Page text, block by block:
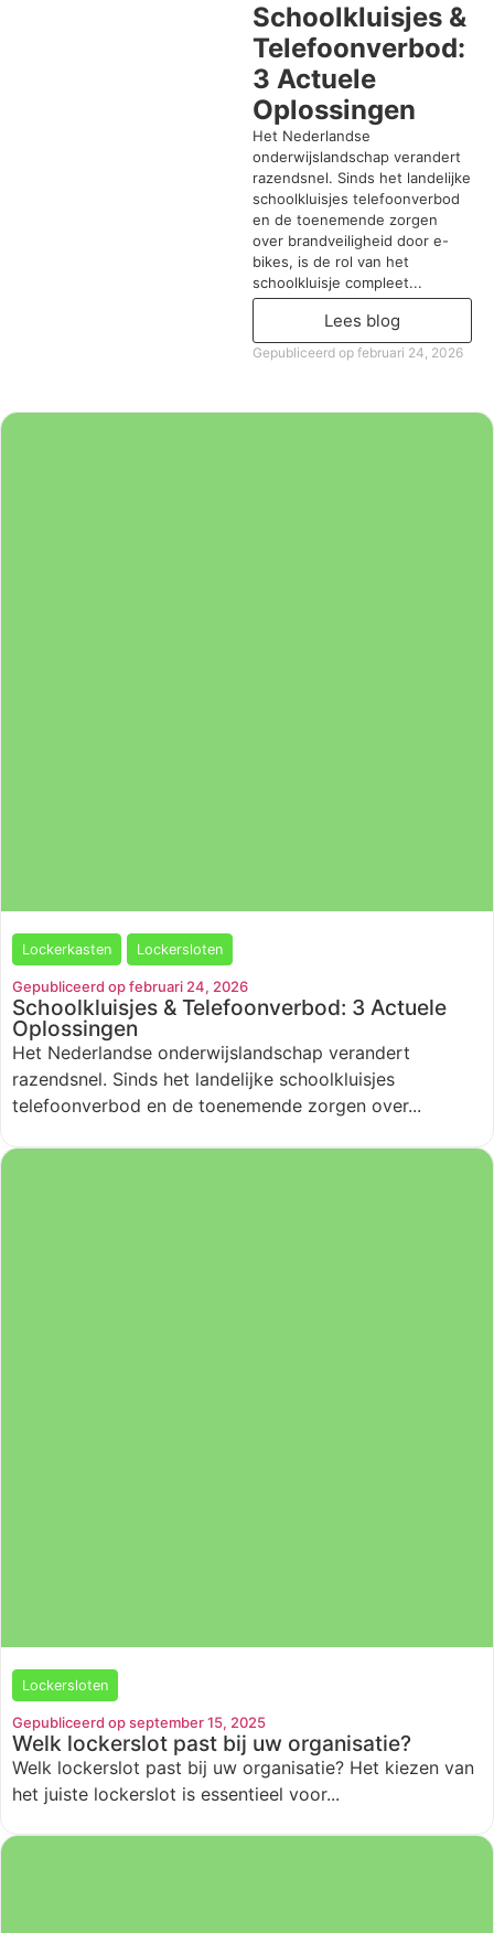
Schoolkluisjes &
Telefoonverbod:
3 Actuele
Oplossingen
Het Nederlandse
onderwijslandschap verandert
razendsnel. Sinds het landelijke
schoolkluisjes telefoonverbod
en de toenemende zorgen
over brandveiligheid door e-
bikes, is de rol van het
schoolkluisje compleet...
Lees blog
Gepubliceerd op februari 24, 2026
Lockerkasten Lockersloten
Gepubliceerd op februari 24, 2026
Schoolkluisjes & Telefoonverbod: 3 Actuele
Oplossingen
Het Nederlandse onderwijslandschap verandert
razendsnel. Sinds het landelijke schoolkluisjes
telefoonverbod en de toenemende zorgen over...
Lockersloten
Gepubliceerd op september 15, 2025
Welk lockerslot past bij uw organisatie?
Welk lockerslot past bij uw organisatie? Het kiezen van
het juiste lockerslot is essentieel voor...